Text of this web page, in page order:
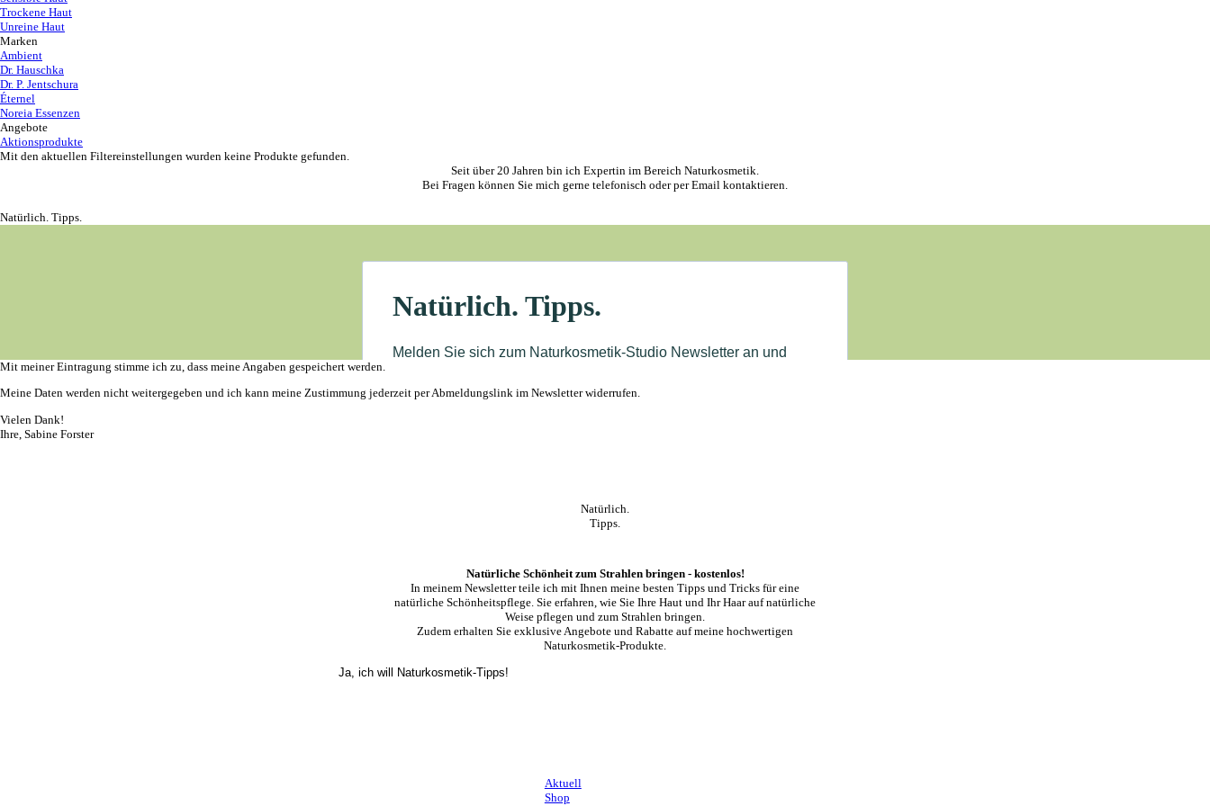
Trockene Haut
Unreine Haut
Marken
Ambient
Dr. Hauschka
Dr. P. Jentschura
Éternel
Noreia Essenzen
Angebote
Aktionsprodukte
Mit den aktuellen Filtereinstellungen wurden keine Produkte gefunden.
Seit über 20 Jahren bin ich Expertin im Bereich Naturkosmetik.
Bei Fragen können Sie mich gerne telefonisch oder per Email kontaktieren.
Natürlich. Tipps.
Mit meiner Eintragung stimme ich zu, dass meine Angaben gespeichert werden.
Meine Daten werden nicht weitergegeben und ich kann meine Zustimmung jederzeit per Abmeldungslink im Newsletter widerrufen.
Vielen Dank!
Ihre, Sabine Forster
Natürlich.
Tipps.
Natürliche Schönheit zum Strahlen bringen - kostenlos!
In meinem Newsletter teile ich mit Ihnen meine besten Tipps und Tricks für eine
natürliche Schönheitspflege. Sie erfahren, wie Sie Ihre Haut und Ihr Haar auf natürliche
Weise pflegen und zum Strahlen bringen.
Zudem erhalten Sie exklusive Angebote und Rabatte auf meine hochwertigen
Naturkosmetik-Produkte.
Ja, ich will Naturkosmetik-Tipps!
Aktuell
Shop